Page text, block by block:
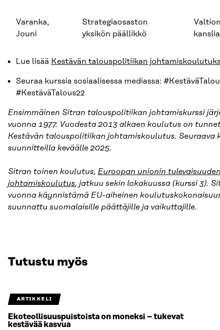
Varanka,
Jouni
Strategiaosaston
yksikön päällikkö
kanslia
Lue lisää Kestävän talouspolitiikan
Seuraa kurssia sosiaalisessa mediassa:
#KestäväTalous22
Ensimmäinen Sitran talouspolitiikan johtamiskurssi
vuonna 1977. Vuodesta 2013 alkaen koulutus on
Kestävän talouspolitiikan johtamiskoulutus. Seuraava
suunnitteilla keväälle 2025.
Sitran toinen koulutus, Euroopan unionin
johtamiskoulutus, jatkuu sekin lokakuussa (kurssi 3).
vuonna käynnistämä EU-aiheinen
suunnattu suomalaisille päättäjille ja vaikuttajille.
Tutustu myös
ARTIKKELI
Ekoteollisuuspuistoista on moneksi – tukevat
kestävää kasvua